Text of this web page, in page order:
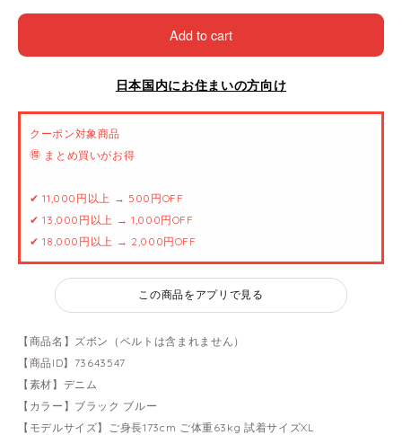
Add to cart
日本国内にお住まいの方向け
クーポン対象商品
🉐 まとめ買いがお得
✔ 11,000円以上 → 500円OFF
✔ 13,000円以上 → 1,000円OFF
✔ 18,000円以上 → 2,000円OFF
この商品をアプリで見る
【商品名】ズボン（ベルトは含まれません）
【商品ID】73643547
【素材】デニム
【カラー】ブラック ブルー
【モデルサイズ】ご身長173cm ご体重63kg 試着サイズXL